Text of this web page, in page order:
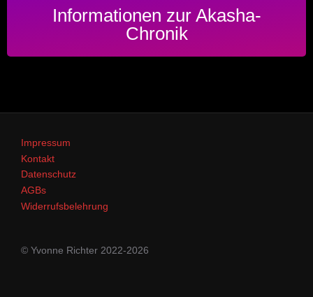
Informationen zur Akasha-
Chronik
Impressum
Kontakt
Datenschutz
AGBs
Widerrufsbelehrung
© Yvonne Richter 2022-2026